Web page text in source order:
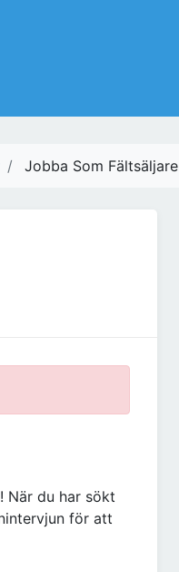
Jobba Som Fältsäljare
När du har sökt
för att